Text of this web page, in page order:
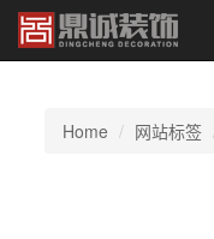
Home 网站标签